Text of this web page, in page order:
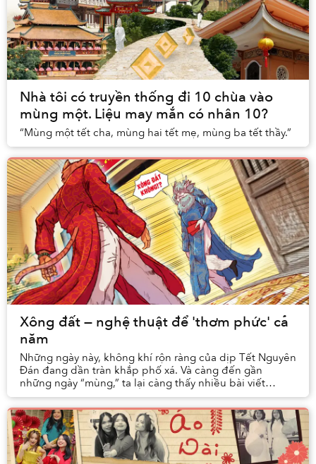
Nhà tôi có truyền thống đi 10 chùa vào
mùng một. Liệu may mắn có nhân 10?
“Mùng một tết cha, mùng hai tết mẹ, mùng ba tết thầy.”
Xông đất — nghệ thuật để 'thơm phức' cả
năm
Những ngày này, không khí rộn ràng của dịp Tết Nguyên
Đán đang dần tràn khắp phố xá. Và càng đến gần
những ngày “mùng,” ta lại càng thấy nhiều bài viết
hướng dẫn cách đi xông đất thế nào để được nhiều...